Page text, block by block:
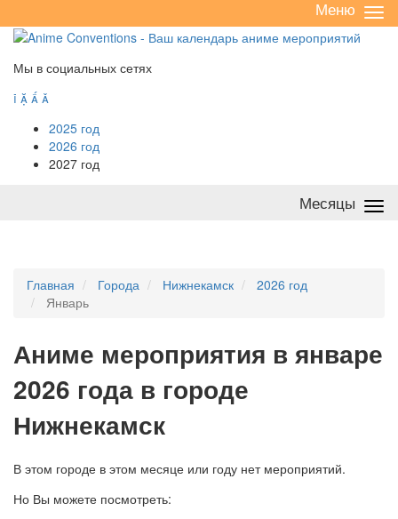
/
Меню
Мы в социальных сетях
   
2025 год
2026 год
2027 год
Месяцы
Главная Города Нижнекамск
2026 год
Январь
Аниме мероприятия в январе
2026 года в городе
Нижнекамск
В этом городе в этом месяце или году нет мероприятий.
Но Вы можете посмотреть: